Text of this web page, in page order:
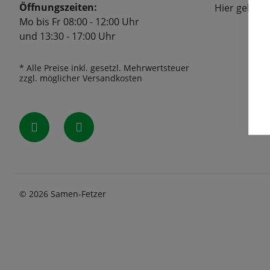
Öffnungszeiten:
Mo bis Fr 08:00 - 12:00 Uhr
und 13:30 - 17:00 Uhr
* Alle Preise inkl. gesetzl. Mehrwertsteuer
zzgl. möglicher Versandkosten
Hier geht's
© 2026 Samen-Fetzer